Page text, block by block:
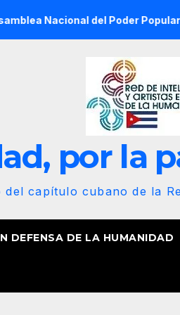
del Poder Popular, ¡Cesen el
por la
del capítulo cubano de la
DEFENSA DE LA HUMANIDAD